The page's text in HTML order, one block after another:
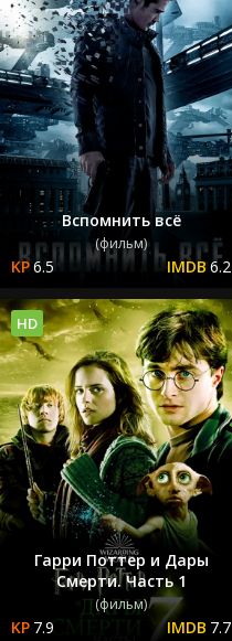
Вспомнить всё
(фильм)
6.5 6.2
Гарри Поттер и Дары
Смерти. Часть 1
(фильм)
7.9 7.7
HD